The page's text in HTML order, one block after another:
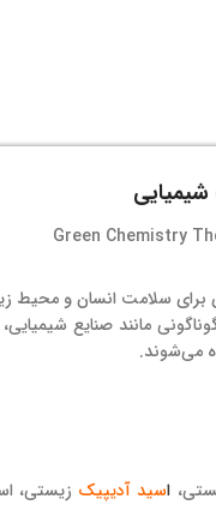
سلامت انسان و محیط‌
مانند صنایع
می‌شوند.
اسید آدیپیک زیستی،